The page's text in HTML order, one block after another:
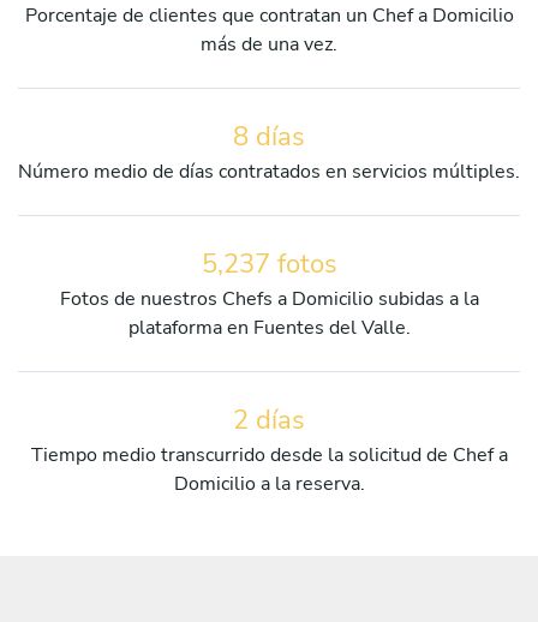
Porcentaje de clientes que contratan un Chef a Domicilio
más de una vez.
8 días
Número medio de días contratados en servicios múltiples.
5,237 fotos
Fotos de nuestros Chefs a Domicilio subidas a la
plataforma en Fuentes del Valle.
2 días
Tiempo medio transcurrido desde la solicitud de Chef a
Domicilio a la reserva.